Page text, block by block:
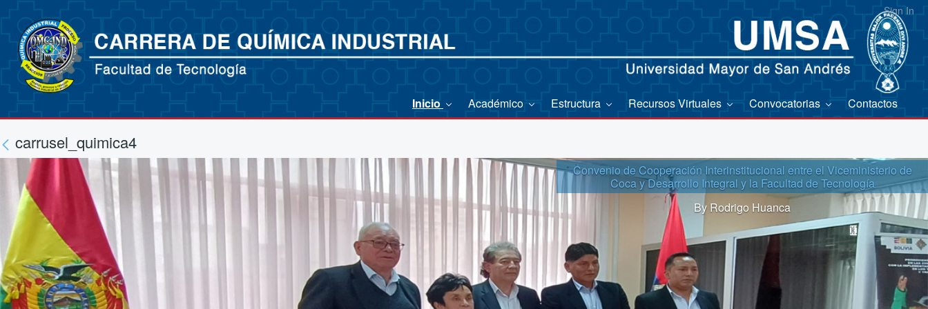
Sign In
Inicio Académico Estructura Recursos Virtuales Convocatorias Contactos
carrusel_quimica4
Convenio de Cooperación Interinstitucional entre el Viceministerio de
Coca y Desarrollo Integral y la Facultad de Tecnología
By Rodrigo Huanca